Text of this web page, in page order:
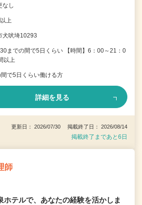
なし
上
犬吠埼10293
30までの間で5日くらい 【時間】6：00～21：0
以上
で5日くらい働ける方
詳細を見る
更新日： 2026/07/30 掲載終了日： 2026/08/14
掲載終了まであと6日
師
ホテルで、あなたの経験を活かしま